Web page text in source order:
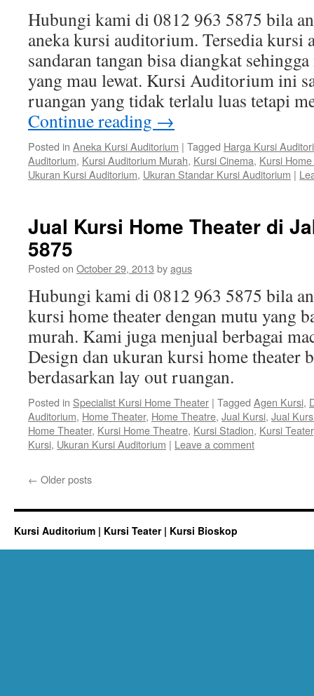
Hubungi kami di 0812 963 5875 bila
aneka kursi auditorium. Tersedia kursi
sandaran tangan bisa diangkat
yang mau lewat. Kursi Auditorium ini
ruangan yang tidak terlalu luas tetapi
Continue reading →
Posted in Aneka Kursi Auditorium | Tagged Harga Kursi
Auditorium, Kursi Auditorium Murah, Kursi Cinema, Kursi
Ukuran Kursi Auditorium, Ukuran Standar Kursi Auditorium |
Jual Kursi Home Theater di
5875
Posted on October 29, 2013 byagus
Hubungi kami di 0812 963 5875 bila
kursi home theater dengan mutu yang
murah. Kami juga menjual berbagai
Design dan ukuran kursi home theater
berdasarkan lay out ruangan.
Posted in Specialist Kursi Home Theater | Tagged Agen Kursi,
Auditorium, Home Theater, Home Theatre, Jual Kursi, Jual
Home Theater, Kursi Home Theatre, Kursi Stadion, Kursi Teater
Kursi, Ukuran Kursi Auditorium | Leave a comment
← Older posts
Kursi Auditorium | Kursi Teater | Kursi Bioskop